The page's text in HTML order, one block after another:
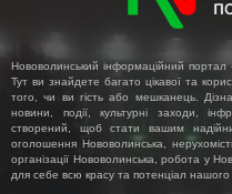
Нововолинський інформаційний портал
Тут ви знайдете багато цікавої та
того, чи ви гість або мешканець.
новини, події, культурні заходи,
створений, щоб стати вашим
оголошення Нововолинська,
організації Нововолинська, робота у
для себе всю красу та потенціал нашого